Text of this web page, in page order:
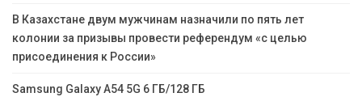
В Казахстане двум мужчинам назначили по пять лет
колонии за призывы провести референдум «с целью
присоединения к России»
Samsung Galaxy A54 5G 6 ГБ/128 ГБ